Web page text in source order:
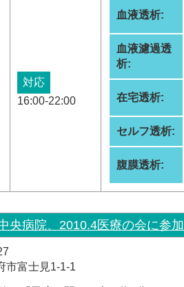
対応
16:00-22:00
血液透析:
血液濾過透
析:
在宅透析:
セルフ透析:
腹膜透析:
央病院、2010.4医療の会に参加
市富士見1-1-1